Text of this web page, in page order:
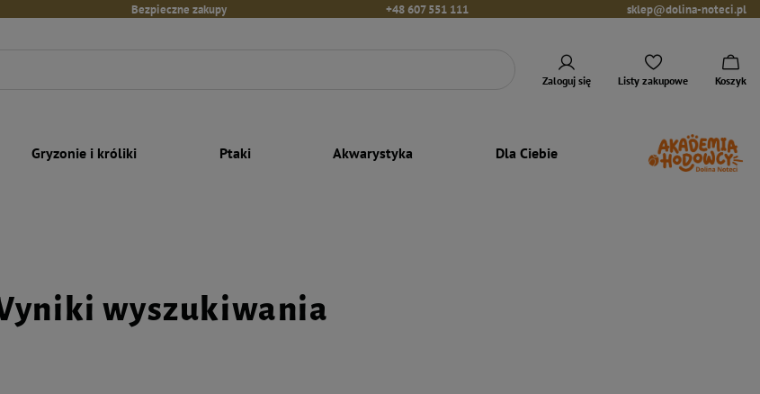
Bezpieczne zakupy +48 607 551 111 sklep@dolina-noteci.pl
Zaloguj się Listy zakupowe Koszyk
Gryzonie i króliki Ptaki Akwarystyka Dla Ciebie
wyszukiwania